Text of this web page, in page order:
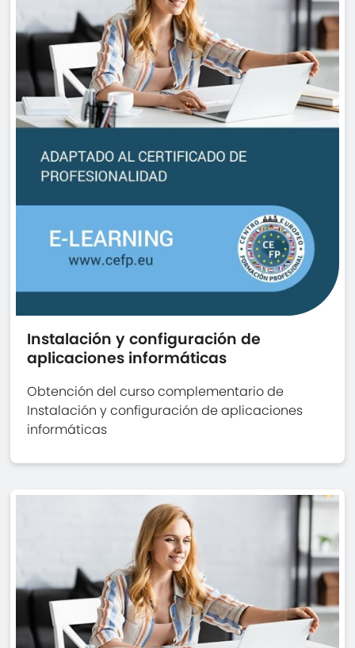
Instalación y configuración de
aplicaciones informáticas
Obtención del curso complementario de
Instalación y configuración de aplicaciones
informáticas